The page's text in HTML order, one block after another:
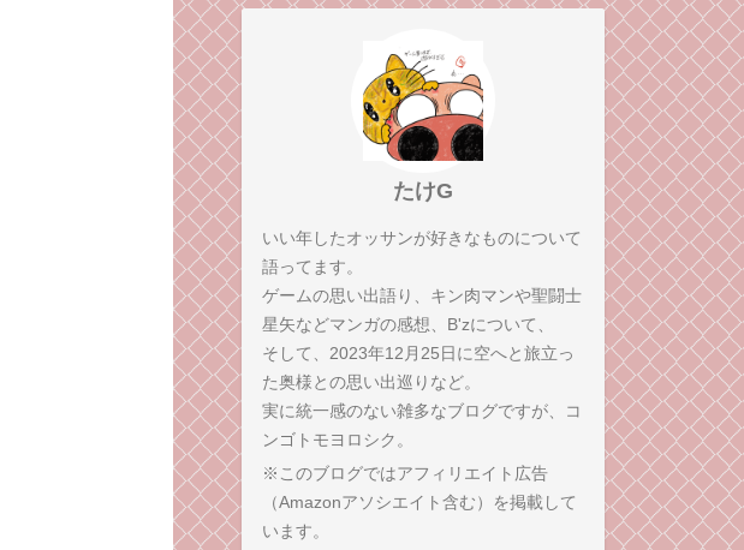
たけG
いい年したオッサンが好きなものについて
語ってます。
ゲームの思い出語り、キン肉マンや聖闘士
星矢などマンガの感想、B'zについて、
そして、2023年12月25日に空へと旅立っ
た奥様との思い出巡りなど。
実に統一感のない雑多なブログですが、コ
ンゴトモヨロシク。
※このブログではアフィリエイト広告
（Amazonアソシエイト含む）を掲載して
います。